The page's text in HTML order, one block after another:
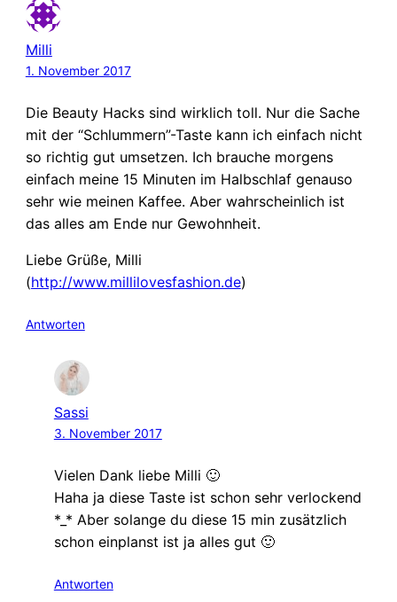
Milli
1. November 2017
Die Beauty Hacks sind wirklich toll. Nur die Sache
mit der “Schlummern”-Taste kann ich einfach nicht
so richtig gut umsetzen. Ich brauche morgens
einfach meine 15 Minuten im Halbschlaf genauso
sehr wie meinen Kaffee. Aber wahrscheinlich ist
das alles am Ende nur Gewohnheit.
Liebe Grüße, Milli
(http://www.millilovesfashion.de)
Antworten
Sassi
3. November 2017
Vielen Dank liebe Milli 🙂
Haha ja diese Taste ist schon sehr verlockend
*_* Aber solange du diese 15 min zusätzlich
schon einplanst ist ja alles gut 🙂
Antworten